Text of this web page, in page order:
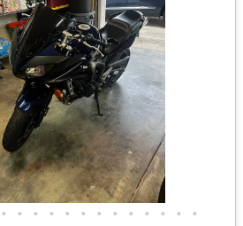
• • • • • • • • • • • • •